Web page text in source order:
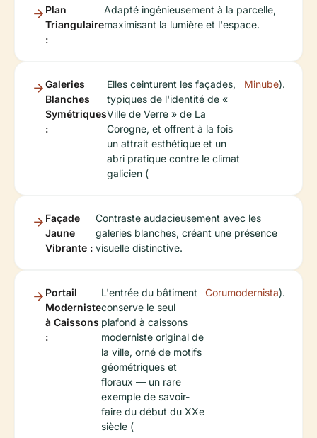
Plan
Triangulaire
:
Adapté ingénieusement à la parcelle,
maximisant la lumière et l'espace.
Galeries
Blanches
Symétriques
:
Elles ceinturent les façades,
typiques de l'identité de «
Ville de Verre » de La
Corogne, et offrent à la fois
un attrait esthétique et un
abri pratique contre le climat
galicien (
Minube).
Façade
Jaune
Vibrante :
Contraste audacieusement avec les
galeries blanches, créant une présence
visuelle distinctive.
Portail
Moderniste
à Caissons
:
L'entrée du bâtiment
conserve le seul
plafond à caissons
moderniste original de
la ville, orné de motifs
géométriques et
floraux — un rare
exemple de savoir-
faire du début du XXe
siècle (
Corumodernista).